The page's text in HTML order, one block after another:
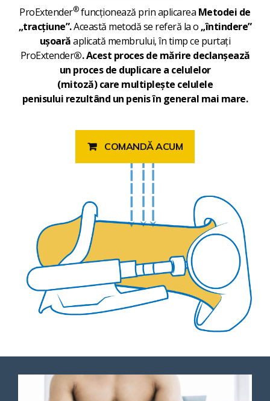
ProExtender®funcționează prin aplicarea Metodei de
„tracțiune”.Această metodă se referă la o „întindere”
ușoarăaplicată membrului, în timp ce purtați
ProExtender®. Acest proces de mărire declanșează
un proces de duplicare a celulelor
(mitoză)care multiplește celulele
penisului rezultând un penis în general mai mare.
COMANDĂ ACUM